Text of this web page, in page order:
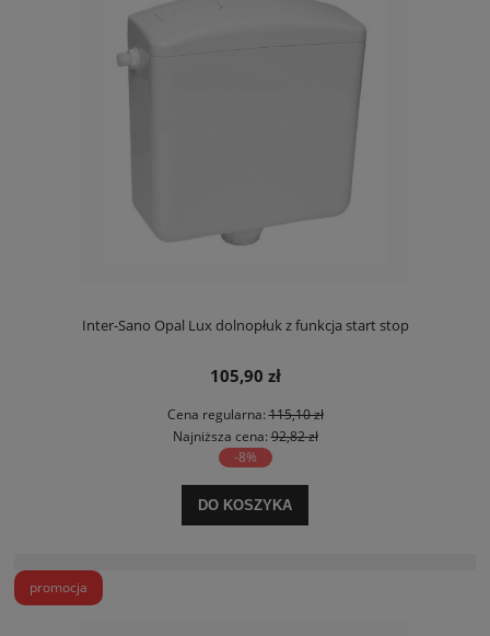
Inter-Sano Opal Lux dolnopłuk z funkcja start stop
105,90 zł
Cena regularna:115,10 zł
Najniższa cena:92,82 zł
-8%
DO KOSZYKA
promocja